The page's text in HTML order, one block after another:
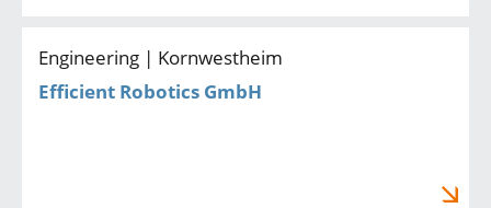
Engineering | Kornwestheim
Efficient Robotics GmbH